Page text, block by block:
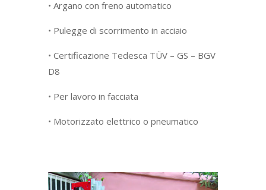
• Argano con freno automatico
• Pulegge di scorrimento in acciaio
• Certificazione Tedesca TÜV – GS – BGV
D8
• Per lavoro in facciata
• Motorizzato elettrico o pneumatico